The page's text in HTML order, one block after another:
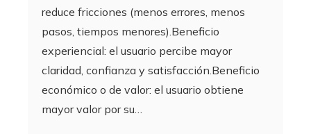
reduce fricciones (menos errores, menos
pasos, tiempos menores).Beneficio
experiencial: el usuario percibe mayor
claridad, confianza y satisfacción.Beneficio
económico o de valor: el usuario obtiene
mayor valor por su…